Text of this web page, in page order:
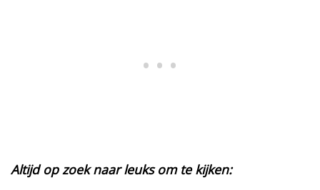
Altijd op zoek naar leuks om te kijken: